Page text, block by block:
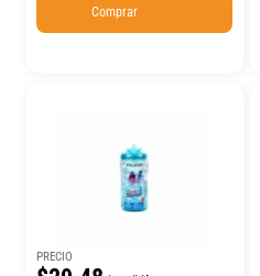
Comprar
PRECIO